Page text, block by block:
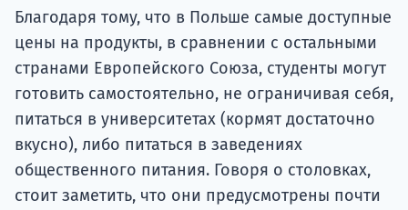
Благодаря тому, что в Польше самые доступные
цены на продукты, в сравнении с остальными
странами Европейского Союза, студенты могут
готовить самостоятельно, не ограничивая себя,
питаться в университетах (кормят достаточно
вкусно), либо питаться в заведениях
общественного питания. Говоря о столовках,
стоит заметить, что они предусмотрены почти